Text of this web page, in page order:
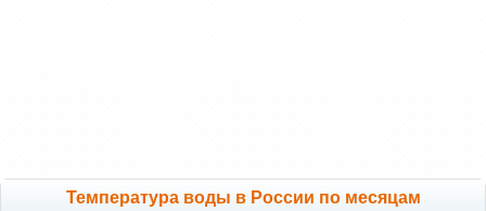
Температура воды в России по месяцам